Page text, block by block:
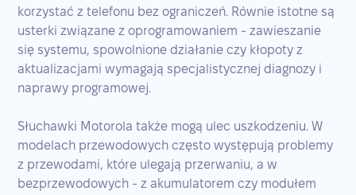
korzystać z telefonu bez ograniczeń. Równie istotne są
usterki związane z oprogramowaniem - zawieszanie
się systemu, spowolnione działanie czy kłopoty z
aktualizacjami wymagają specjalistycznej diagnozy i
naprawy programowej.
Słuchawki Motorola także mogą ulec uszkodzeniu. W
modelach przewodowych często występują problemy
z przewodami, które ulegają przerwaniu, a w
bezprzewodowych - z akumulatorem czy modułem